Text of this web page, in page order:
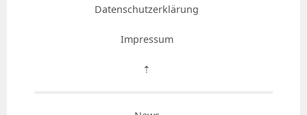
Datenschutzerklärung
Impressum
⇡